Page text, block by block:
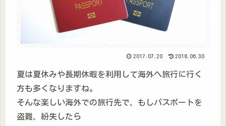
2017.07.20 2018.06.30
夏は夏休みや長期休暇を利用して海外へ旅行に行く
方も多くなりますね。
そんな楽しい海外での旅行先で、もしパスポートを
盗難、紛失したら